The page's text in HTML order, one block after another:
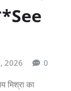
2026 0
मिश्रा का